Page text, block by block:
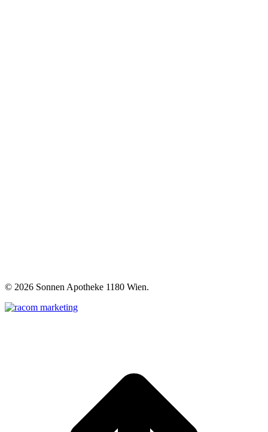
© 2026 Sonnen Apotheke 1180 Wien.